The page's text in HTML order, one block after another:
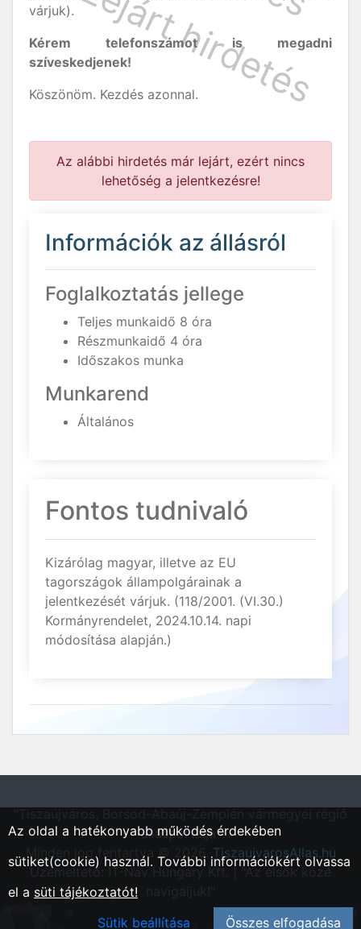
várjuk).
Kérem telefonszámot is megadni
szíveskedjenek!
Köszönöm. Kezdés azonnal.
Az alábbi hirdetés már lejárt, ezért nincs
lehetőség a jelentkezésre!
Információk az állásról
Foglalkoztatás jellege
Teljes munkaidő 8 óra
Részmunkaidő 4 óra
Időszakos munka
Munkarend
Általános
Fontos tudnivaló
Kizárólag magyar, illetve az EU
tagországok állampolgárainak a
jelentkezését várjuk. (118/2001. (VI.30.)
Kormányrendelet, 2024.10.14. napi
módosítása alapján.)
állásportálja"
Minden jog fentartva © 2026.TiszaujvarosAllas.hu
Üzemeltető: IT-Nav Hungary Kft. | "Az elsők közé
Az oldal a hatékonyabb működés érdekében
sütiket(cookie) használ. További információkért olvassa
el a süti tájékoztatót!
Sütik beállítása
Összes elfogadása